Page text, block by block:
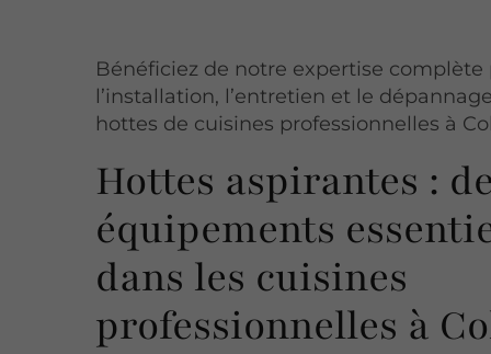
Bénéficiez de notre expertise complète
l’installation, l’entretien et le
hottes de cuisines professionnelles à
Hottes aspirantes :
équipements
dans les cuisines
professionnelles à